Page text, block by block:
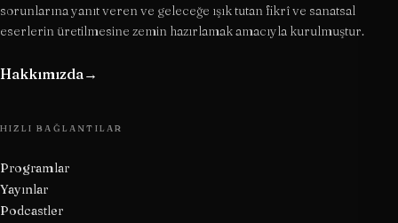
sorunlarına yanıt veren ve geleceğe ışık tutan fikrî ve sanatsal
eserlerin üretilmesine zemin hazırlamak amacıyla kurulmuştur.
Hakkımızda→
HIZLI BAĞLANTILAR
Programlar
Yayınlar
Podcastler